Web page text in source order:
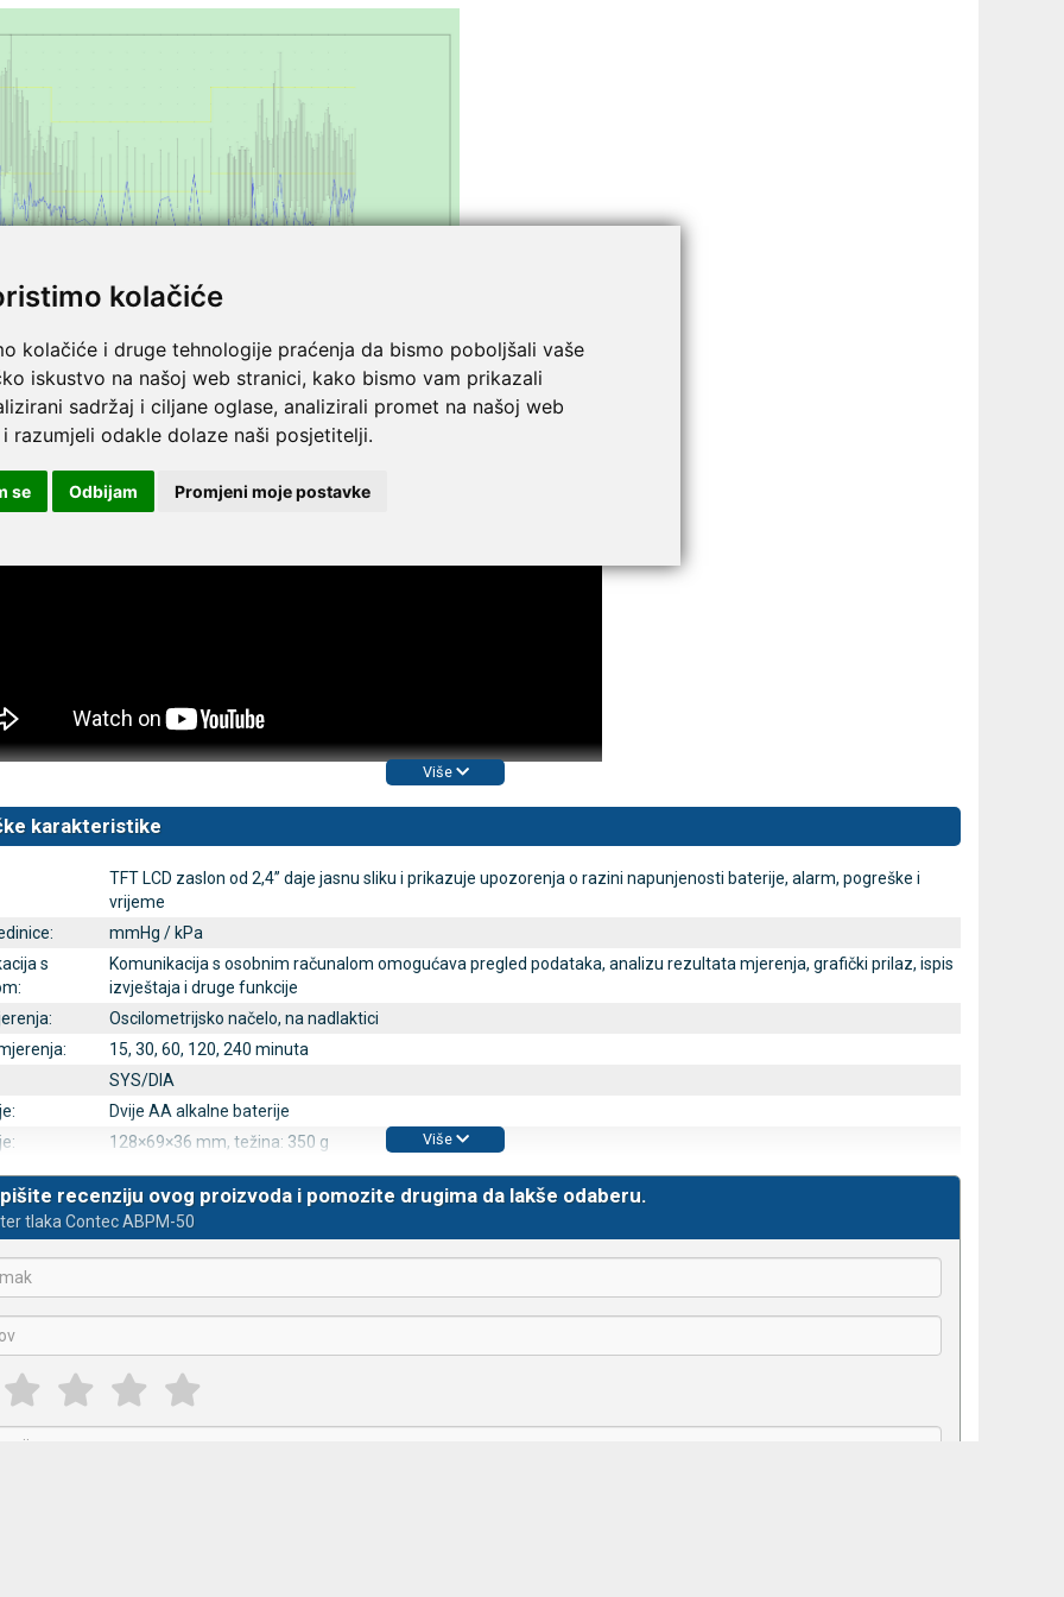
kolačiće
kolačiće i druge tehnologije praćenja da bismo poboljšali vaše
iskustvo na našoj web stranici, kako bismo vam prikazali
sadržaj i ciljane oglase, analizirali promet na našoj web
razumjeli odakle dolaze naši posjetitelji.
se Odbijam Promjeni moje postavke
uputama za početak korištenja uređaja:
Više
karakteristike
TFT LCD zaslon od 2,4’’ daje jasnu sliku i prikazuje upozorenja o razini napunjenosti baterije, alarm, pogreške i
vrijeme
mmHg / kPa
s
Komunikacija s osobnim računalom omogućava pregled podataka, analizu rezultata mjerenja, grafički prilaz, ispis
izvještaja i druge funkcije
Oscilometrijsko načelo, na nadlaktici
15, 30, 60, 120, 240 minuta
SYS/DIA
Dvije AA alkalne baterije
128×69×36 mm, težina: 350 g Više
recenziju ovog proizvoda i pomozite drugima da lakše odaberu.
tlaka Contec ABPM-50